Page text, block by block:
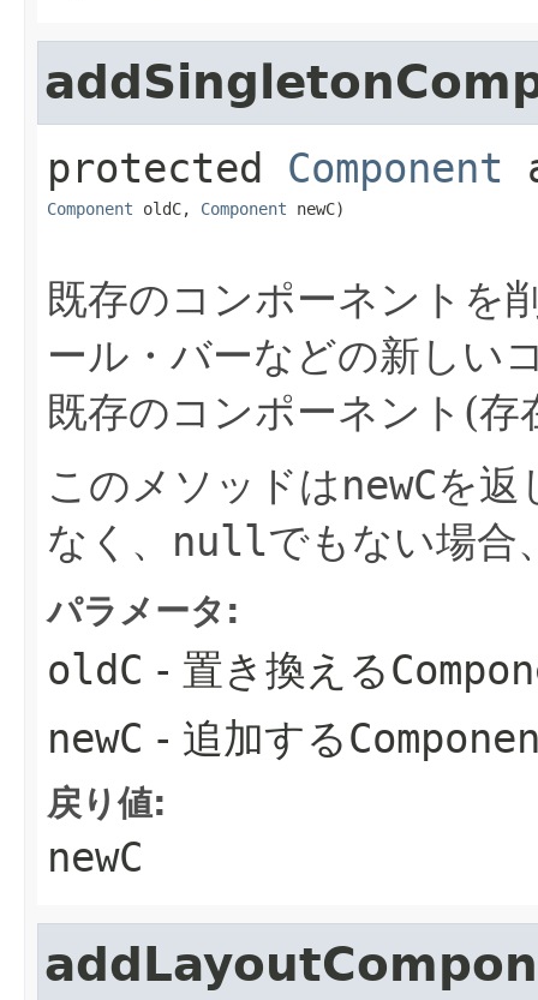
protected Component
Component oldC, Component newC)
既存のコンポーネントを
ール・バーなどの新しい
既存のコンポーネント(
このメソッドはnewCを返
なく、 nullでもない場合
パラメータ:
oldC - 置き換える
newC - 追加する
戻り値:
newC